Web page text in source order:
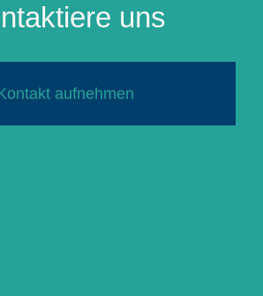
uns
aufnehmen